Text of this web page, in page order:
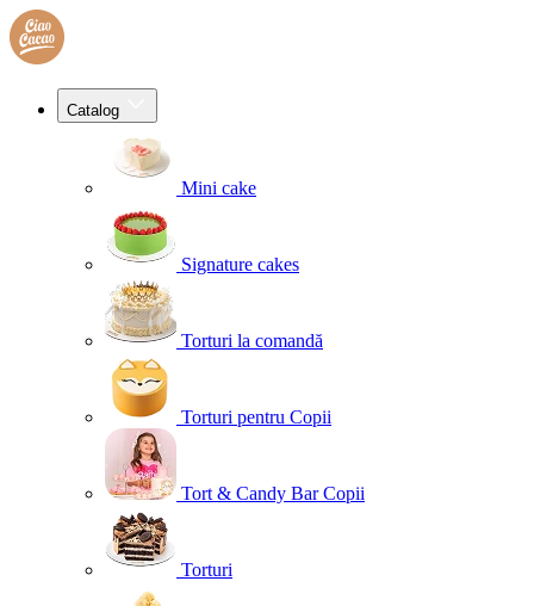
Catalog
Mini cake
Signature cakes
Torturi la comandă
Torturi pentru Copii
Tort & Candy Bar Copii
Torturi